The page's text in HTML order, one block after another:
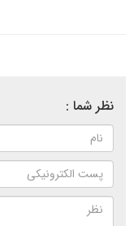
نظر شما :